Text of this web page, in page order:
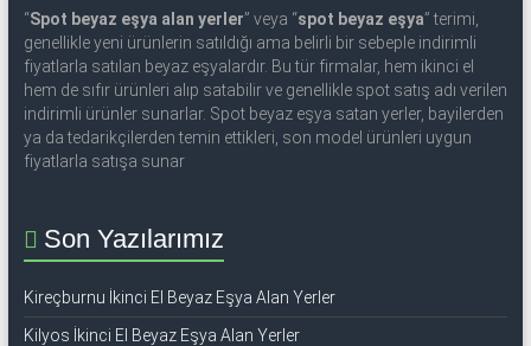
“Spot beyaz eşya alan yerler” veya “spot beyaz eşya” terimi,
genellikle yeni ürünlerin satıldığı ama belirli bir sebeple indirimli
fiyatlarla satılan beyaz eşyalardır. Bu tür firmalar, hem ikinci el
hem de sıfır ürünleri alıp satabilir ve genellikle spot satış adı verilen
indirimli ürünler sunarlar. Spot beyaz eşya satan yerler, bayilerden
ya da tedarikçilerden temin ettikleri, son model ürünleri uygun
fiyatlarla satışa sunar
Son Yazılarımız
Kireçburnu İkinci El Beyaz Eşya Alan Yerler
Kilyos İkinci El Beyaz Eşya Alan Yerler